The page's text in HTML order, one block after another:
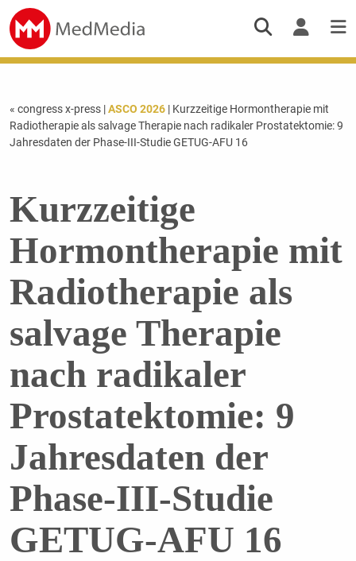
« congress x-press |ASCO 2026| Kurzzeitige Hormontherapie mit
Radiotherapie als salvage Therapie nach radikaler Prostatektomie: 9
Jahresdaten der Phase-III-Studie GETUG-AFU 16
Kurzzeitige
Hormontherapie mit
Radiotherapie als
salvage Therapie
nach radikaler
Prostatektomie: 9
Jahresdaten der
Phase-III-Studie
GETUG-AFU 16